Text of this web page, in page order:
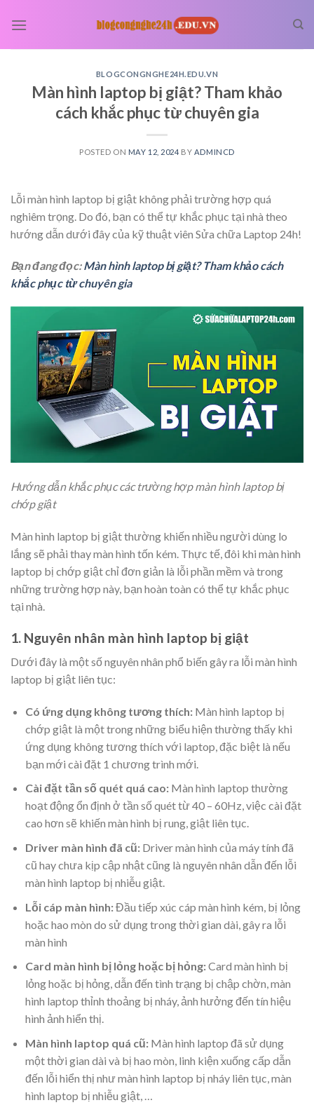
BLOGCONGNGHE24H.EDU.VN
Màn hình laptop bị giật? Tham khảo
cách khắc phục từ chuyên gia
POSTED ON MAY 12, 2024 BY ADMINCD
Lỗi màn hình laptop bị giật không phải trường hợp quá
nghiêm trọng. Do đó, bạn có thể tự khắc phục tại nhà theo
hướng dẫn dưới đây của kỹ thuật viên Sửa chữa Laptop 24h!
Bạn đang đọc:Màn hình laptop bị giật? Tham khảo cách
khắc phục từ chuyên gia
Hướng dẫn khắc phục các trường hợp màn hình laptop bị
chớp giật
Màn hình laptop bị giật thường khiến nhiều người dùng lo
lắng sẽ phải thay màn hình tốn kém. Thực tế, đôi khi màn hình
laptop bị chớp giật chỉ đơn giản là lỗi phần mềm và trong
những trường hợp này, bạn hoàn toàn có thể tự khắc phục
tại nhà.
1. Nguyên nhân màn hình laptop bị giật
Dưới đây là một số nguyên nhân phổ biến gây ra lỗi màn hình
laptop bị giật liên tục:
Có ứng dụng không tương thích:Màn hình laptop bị
chớp giật là một trong những biểu hiện thường thấy khi
ứng dụng không tương thích với laptop, đặc biệt là nếu
bạn mới cài đặt 1 chương trình mới.
Cài đặt tần số quét quá cao: Màn hình laptop thường
hoạt động ổn định ở tần số quét từ 40 – 60Hz, việc cài đặt
cao hơn sẽ khiến màn hình bị rung, giật liên tục.
Driver màn hình đã cũ: Driver màn hình của máy tính đã
cũ hay chưa kịp cập nhật cũng là nguyên nhân dẫn đến lỗi
màn hình laptop bị nhiễu giật.
Lỗi cáp màn hình:Đầu tiếp xúc cáp màn hình kém, bị lỏng
hoặc hao mòn do sử dụng trong thời gian dài, gây ra lỗi
màn hình
Card màn hình bị lỏng hoặc bị hỏng:Card màn hình bị
lỏng hoặc bị hỏng, dẫn đến tình trạng bị chập chờn, màn
hình laptop thỉnh thoảng bị nháy, ảnh hưởng đến tín hiệu
hình ảnh hiển thị.
Màn hình laptop quá cũ: Màn hình laptop đã sử dụng
một thời gian dài và bị hao mòn, linh kiện xuống cấp dẫn
đến lỗi hiển thị như màn hình laptop bị nháy liên tục, màn
hình laptop bị nhiễu giật, …